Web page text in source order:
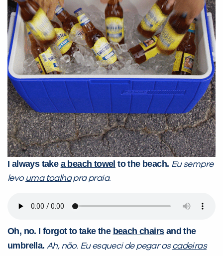
I always take a beach towel to the beach. Eu sempre
levo uma toalhapra praia.
Oh, no. I forgot to take the beach chairsand the
umbrella.Ah, não. Eu esqueci de pegar ascadeiras